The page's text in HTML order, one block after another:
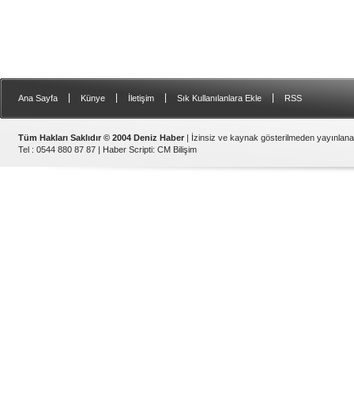
Ana Sayfa Künye İletişim Sık Kullanılanlara Ekle RSS
Tüm Hakları Saklıdır © 2004 Deniz Haber | İzinsiz ve kaynak gösterilmeden
Tel : 0544 880 87 87 | Haber Scripti: CM Bilişim